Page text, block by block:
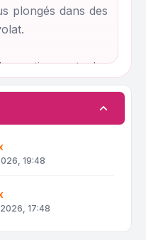
plongés dans des
activement les
de qualité
de contribuer aux
Produits Google.
et pour tous les
entreprise qui
participations.
aussi le droit
19:48
17:48